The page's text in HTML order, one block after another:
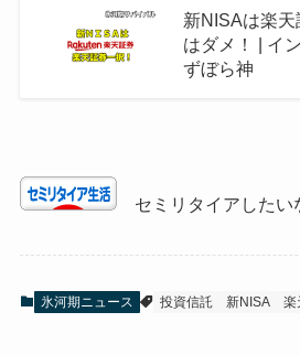
新NISAは楽
はダメ！ | イ
ずぼら神
セミリタイアしたい
氷河期ニュース 投資信託 新NISA 楽